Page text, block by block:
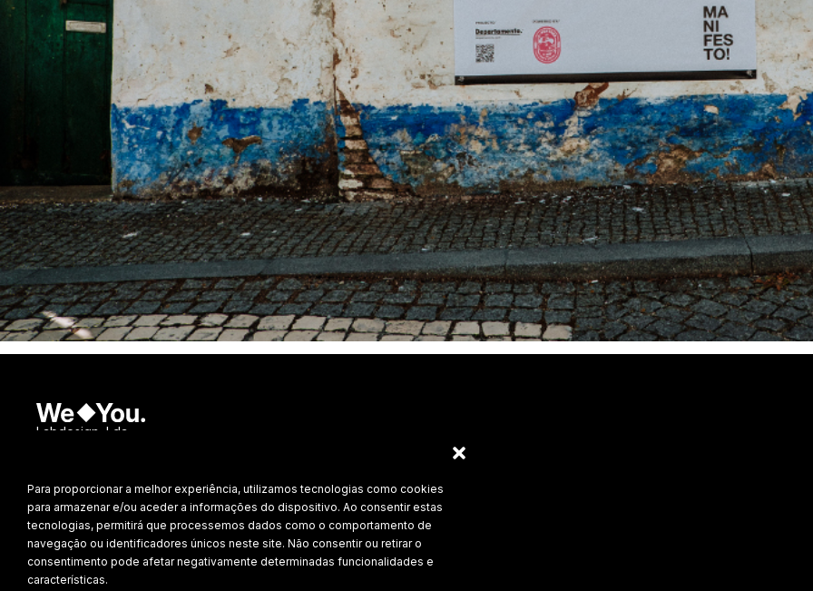
Para proporcionar a melhor experiência, utilizamos tecnologias como cookies
para armazenar e/ou aceder a informações do dispositivo. Ao consentir estas
tecnologias, permitirá que processemos dados como o comportamento de
navegação ou identificadores únicos neste site. Não consentir ou retirar o
consentimento pode afetar negativamente determinadas funcionalidades e
características.
Labdesign, Lda.
Política de Privacidade